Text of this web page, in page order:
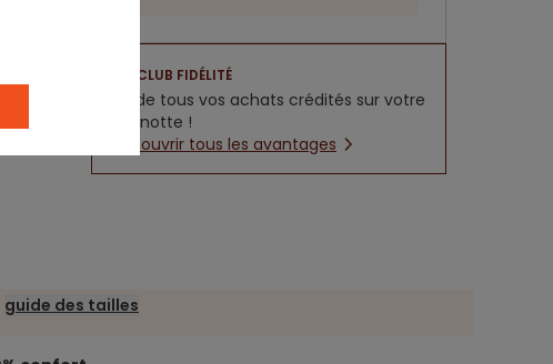
CLUB FIDÉLITÉ
5% de tous vos achats crédités sur votre
cagnotte !
Découvrir tous les avantages
guide des tailles